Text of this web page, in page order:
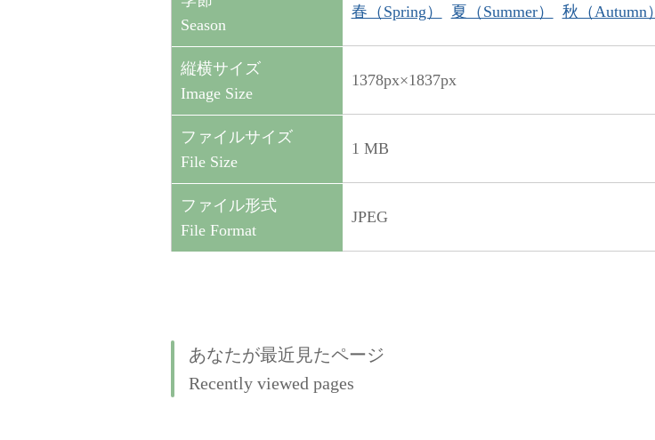
Season
春（Spring） 夏（Summer） 秋（Autumn）
縦横サイズ
Image Size
1378px×1837px
ファイルサイズ
File Size
1 MB
ファイル形式
File Format
JPEG
あなたが最近見たページ
Recently viewed pages